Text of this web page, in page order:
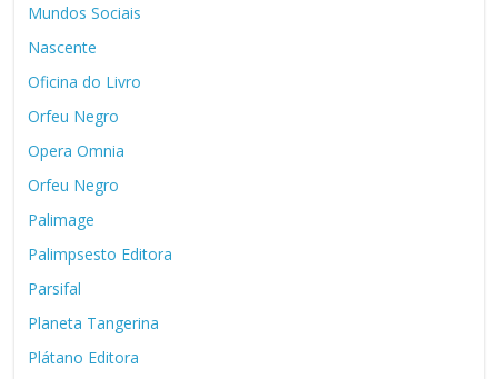
Mundos Sociais
Nascente
Oficina do Livro
Orfeu Negro
Opera Omnia
Orfeu Negro
Palimage
Palimpsesto Editora
Parsifal
Planeta Tangerina
Plátano Editora